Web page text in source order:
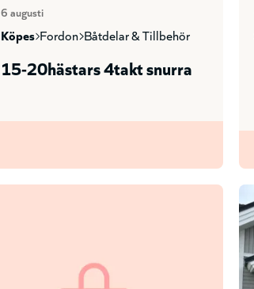
6 augusti
köpes fordon båtdelar & tillbehör
15-20hästars 4takt snurra